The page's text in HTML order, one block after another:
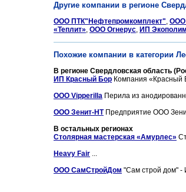
Другие компании в регионе
ООО ПТК"Нефтепромкомплект", ООО
«Теплит», ООО Огнерус, ИП
Похожие компании в категории
В регионе Свердловская область
ИП Красный Бор Компания «Красный
ООО Vipperilla Перила из
OOO Зенит-НТПредприятие OOO
В остальных регионах
Столярная мастерская «Амурлес»
Heavy Fair ...
ООО СамСтройДом "Сам строй дом" -